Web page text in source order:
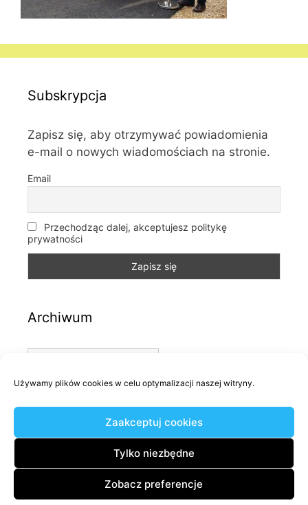
Używamy plików cookies w celu optymalizacji naszej witryny.
Zaakceptuj cookies
Tylko niezbędne
Zobacz preferencje
Subskrypcja
Zapisz się, aby otrzymywać powiadomienia
e-mail o nowych wiadomościach na stronie.
Email
Przechodząc dalej, akceptujesz politykę
prywatności
Archiwum
Archiwum
Kategorie
Kategorie